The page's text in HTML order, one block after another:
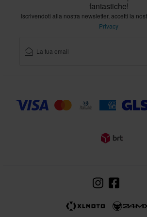
fantastiche!
Iscrivendoti alla nostra newsletter, accetti la
Privacy